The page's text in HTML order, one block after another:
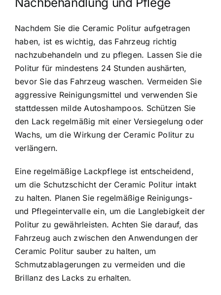
Nachdem Sie die Ceramic Politur aufgetragen
haben, ist es wichtig, das Fahrzeug richtig
nachzubehandeln und zu pflegen. Lassen Sie die
Politur für mindestens 24 Stunden aushärten,
bevor Sie das Fahrzeug waschen. Vermeiden Sie
aggressive Reinigungsmittel und verwenden Sie
stattdessen milde Autoshampoos. Schützen Sie
den Lack regelmäßig mit einer Versiegelung oder
Wachs, um die Wirkung der Ceramic Politur zu
verlängern.
Eine regelmäßige Lackpflege ist entscheidend,
um die Schutzschicht der Ceramic Politur intakt
zu halten. Planen Sie regelmäßige Reinigungs-
und Pflegeintervalle ein, um die Langlebigkeit der
Politur zu gewährleisten. Achten Sie darauf, das
Fahrzeug auch zwischen den Anwendungen der
Ceramic Politur sauber zu halten, um
Schmutzablagerungen zu vermeiden und die
Brillanz des Lacks zu erhalten.